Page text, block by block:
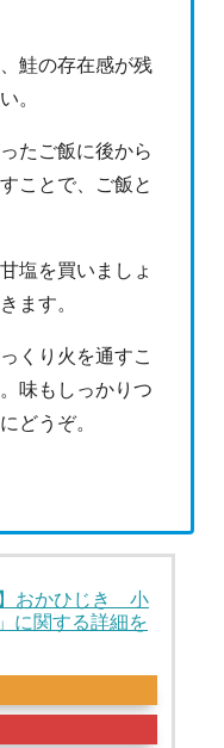
鮭の存在感が残
。
たご飯に後から
ことで、ご飯と
塩を買いましょ
ます。
くり火を通すこ
味もしっかりつ
どうぞ。
おかひじき 小
に関する詳細を